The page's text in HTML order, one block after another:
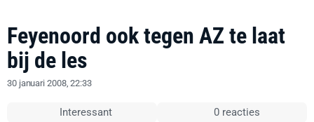
Feyenoord ook tegen AZ te laat
bij de les
30 januari 2008, 22:33
Interessant 0 reacties